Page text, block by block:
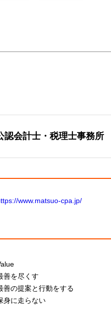
認会計士・税理士事務所
www.matsuo-cpa.jp/
善を尽くす
善の提案と行動をする
身に走らない